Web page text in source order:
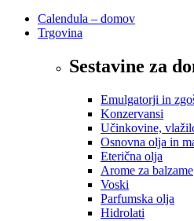
Calendula – domov
Trgovina
Sestavine za
Emulgatorji in
Konzervansi
Učinkovine,
Osnovna olja in
Eterična olja
Arome za balzame
Voski
Parfumska olja
Hidrolati